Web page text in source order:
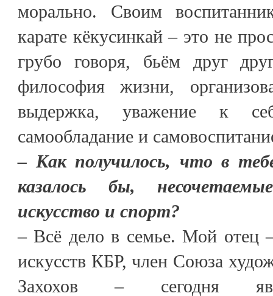
морально. Своим
карате кёкусинкай – это не
грубо говоря, бьём друг
философия жизни,
выдержка, уважение к
самообладание и
– Как получилось, что в
казалось бы,
искусство и спорт?
– Всё дело в семье. Мой отец
искусств КБР, член Союза
Захохов – сегодня